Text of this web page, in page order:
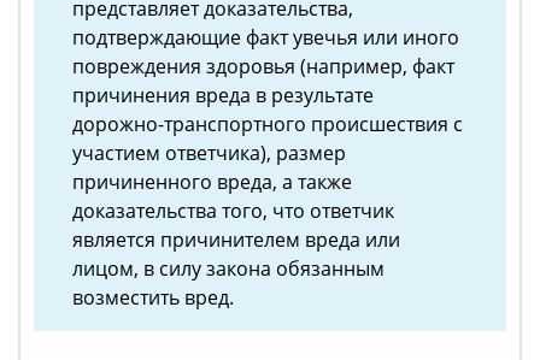
представляет доказательства,
подтверждающие факт увечья или иного
повреждения здоровья (например, факт
причинения вреда в результате
дорожно-транспортного происшествия с
участием ответчика), размер
причиненного вреда, а также
доказательства того, что ответчик
является причинителем вреда или
лицом, в силу закона обязанным
возместить вред.